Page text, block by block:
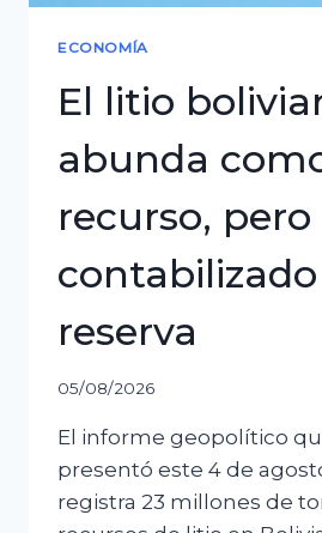
ECONOMÍA
El litio
abunda
recurso,
reserva
05/08/2026
El informe geopolítico
presentó este 4 de
registra 23 millones de